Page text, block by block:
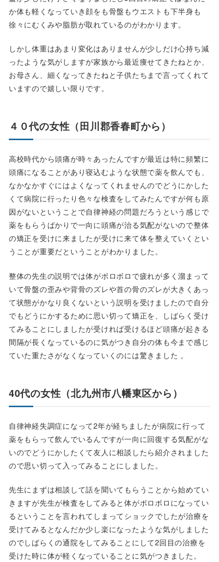
か体も軽くなっていき顔をも骨盤もウエストも下半身も
徐々にむくみや脂肪が取れているのがわかります。
しかし体重はあまり変化はありませんが少しだけ心持ち減
ったような気がしますが家族から最近痩せてきたねとか、
お母さん、細くなってきたねと子供たちまで言ってくれて
いますので嬉しい限りです。
４０代の女性（田川郡香春町から）
高校時代から頭痛が時々あったんですが最近は特に頻繁に
頭痛になることがあり寝込むような状態で薬を飲んでも、
なかなかすぐにはよくなってくれませんのでどうにかした
くて病院に行ったり色々な検査をしてみたんですが何も原
因がないということで自律神経の問題だろうという感じで
薬をもらうばかりで一向に頭痛が治る気配がないので整体
の矯正を受けに来ましたが受けに来て体を整えていくとい
うことが重要だということがわかりました。
整体の先生の説明では体がボロボロで疲れが多く溜まって
いて骨盤の歪みや背骨のズレや首の骨のズレが大きくあっ
て状態がかなり良くないという説明を受けましたので自分
でもどうにかするために思い切って矯正を、しばらく受け
てみることにしましたが受ければ受けるほど頭痛が起きる
間隔が長くなっているのに気がつき自分の体も今まで感じ
ていた重たさがなくなっていくのには驚きました 。
40代の女性（北九州市八幡東区から）
自律神経失調症になって2年が経ちましたが病院に行って
薬をもらって飲んでいるんですが一向に回復する気配がな
いのでどうにかしたくて友人に相談したら紹介されました
ので思い切って入ってみることにしました。
先生にまずは相談して話を聞いてもらうことから始めてい
きますが先生が検査をしてみると体がボロボロになってい
るということを言われてしまってショックでしたが治療を
受けてみるとなんだか少し楽になったような気がしました
のでしばらくの通院をしてみることにして2回目の治療を
受けた時に体が軽くなっていることに気がつきました。